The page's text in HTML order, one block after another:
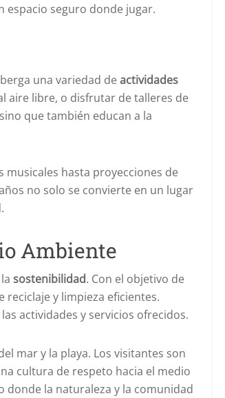
espacio seguro donde jugar.
una variedad de actividades
aire libre, o disfrutar de talleres de
que también educan a la
musicales hasta proyecciones de
no solo se convierte en un lugar
Ambiente
sostenibilidad. Con el objetivo de
y limpieza eficientes.
actividades y servicios ofrecidos.
mar y la playa. Los visitantes son
cultura de respeto hacia el medio
donde la naturaleza y la comunidad